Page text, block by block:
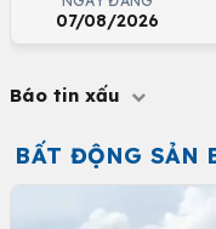
07/08/2026
Báo tin xấu
BẤT ĐỘNG SẢN